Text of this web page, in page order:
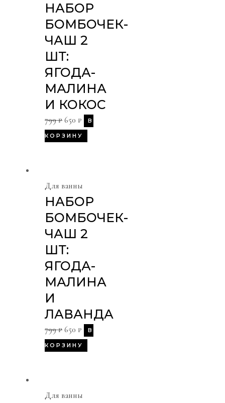
НАБОР
БОМБОЧЕК-
ЧАШ 2
ШТ:
ЯГОДА-
МАЛИНА
И КОКОС
799₽ 650 ₽ В
КОРЗИНУ
Для ванны
НАБОР
БОМБОЧЕК-
ЧАШ 2
ШТ:
ЯГОДА-
МАЛИНА
И
ЛАВАНДА
799₽ 650 ₽ В
КОРЗИНУ
Для ванны